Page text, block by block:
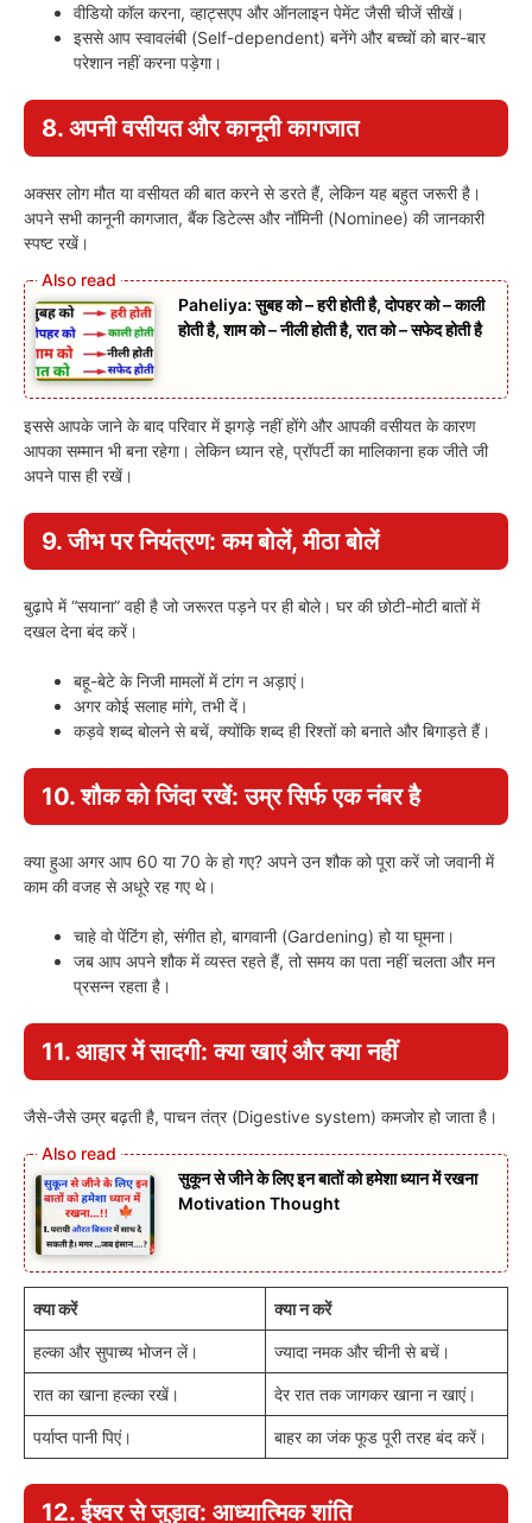
वीडियो कॉल करना, व्हाट्सएप और ऑनलाइन पेमेंट जैसी चीजें सीखें।
इससे आप स्वावलंबी (Self-dependent) बनेंगे और बच्चों को बार-बार
परेशान नहीं करना पड़ेगा।
8. अपनी वसीयत और कानूनी कागजात
अक्सर लोग मौत या वसीयत की बात करने से डरते हैं, लेकिन यह बहुत जरूरी है।
अपने सभी कानूनी कागजात, बैंक डिटेल्स और नॉमिनी (Nominee) की जानकारी
स्पष्ट रखें।
Paheliya: सुबह को – हरी होती है, दोपहर को – काली
होती है, शाम को – नीली होती है, रात को – सफेद होती है
इससे आपके जाने के बाद परिवार में झगड़े नहीं होंगे और आपकी वसीयत के कारण
आपका सम्मान भी बना रहेगा। लेकिन ध्यान रहे, प्रॉपर्टी का मालिकाना हक जीते जी
अपने पास ही रखें।
9. जीभ पर नियंत्रण: कम बोलें, मीठा बोलें
बुढ़ापे में “सयाना” वही है जो जरूरत पड़ने पर ही बोले। घर की छोटी-मोटी बातों में
दखल देना बंद करें।
बहू-बेटे के निजी मामलों में टांग न अड़ाएं।
अगर कोई सलाह मांगे, तभी दें।
कड़वे शब्द बोलने से बचें, क्योंकि शब्द ही रिश्तों को बनाते और बिगाड़ते हैं।
10. शौक को जिंदा रखें: उम्र सिर्फ एक नंबर है
क्या हुआ अगर आप 60 या 70 के हो गए? अपने उन शौक को पूरा करें जो जवानी में
काम की वजह से अधूरे रह गए थे।
चाहे वो पेंटिंग हो, संगीत हो, बागवानी (Gardening) हो या घूमना।
जब आप अपने शौक में व्यस्त रहते हैं, तो समय का पता नहीं चलता और मन
प्रसन्न रहता है।
11. आहार में सादगी: क्या खाएं और क्या नहीं
जैसे-जैसे उम्र बढ़ती है, पाचन तंत्र (Digestive system) कमजोर हो जाता है।
सुकून से जीने के लिए इन बातों को हमेशा ध्यान में रखना
Motivation Thought
क्या करें क्या न करें
हल्का और सुपाच्य भोजन लें। ज्यादा नमक और चीनी से बचें।
रात का खाना हल्का रखें। देर रात तक जागकर खाना न खाएं।
पर्याप्त पानी पिएं। बाहर का जंक फूड पूरी तरह बंद करें।
12. ईश्वर से जुड़ाव: आध्यात्मिक शांति